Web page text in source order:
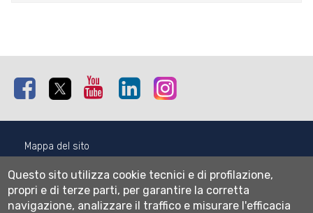
Facebook Twitter Youtube Linkedin
Mappa del sito
Informativa privacy
Cookie settings
Questo sito utilizza cookie tecnici e di profilazione,
propri e di terze parti, per garantire la corretta
navigazione, analizzare il traffico e misurare l'efficacia